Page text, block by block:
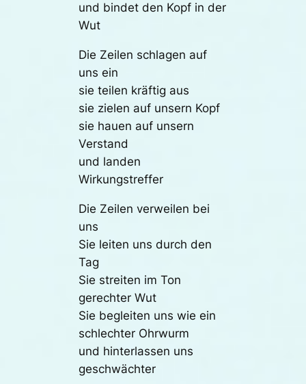
und bindet den Kopf in der
Wut
Die Zeilen schlagen auf
uns ein
sie teilen kräftig aus
sie zielen auf unsern Kopf
sie hauen auf unsern
Verstand
und landen
Wirkungstreffer
Die Zeilen verweilen bei
uns
Sie leiten uns durch den
Tag
Sie streiten im Ton
gerechter Wut
Sie begleiten uns wie ein
schlechter Ohrwurm
und hinterlassen uns
geschwächter